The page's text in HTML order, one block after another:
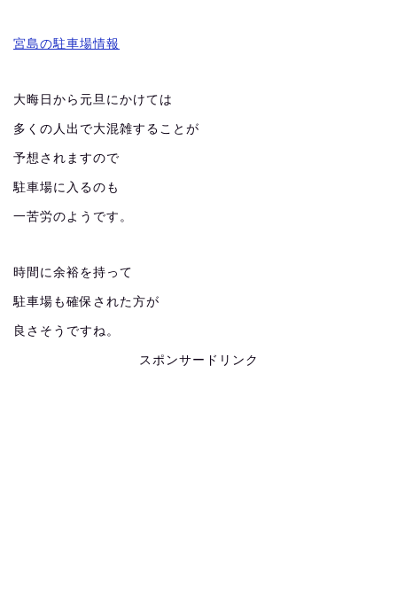
宮島の駐車場情報
大晦日から元旦にかけては
多くの人出で大混雑することが
予想されますので
駐車場に入るのも
一苦労のようです。
時間に余裕を持って
駐車場も確保された方が
良さそうですね。
スポンサードリンク